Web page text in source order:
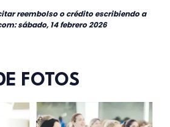
reembolso o crédito escribiendo a
sábado, 14 febrero 2026
FOTOS